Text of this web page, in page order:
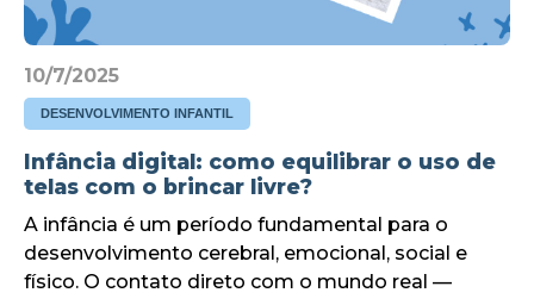
10/7/2025
DESENVOLVIMENTO INFANTIL
Infância digital: como equilibrar o uso de
telas com o brincar livre?
A infância é um período fundamental para o
desenvolvimento cerebral, emocional, social e
físico. O contato direto com o mundo real —